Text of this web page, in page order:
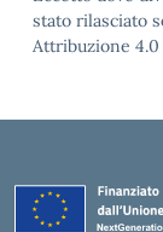
stato rilasciato
Attribuzione 4.0